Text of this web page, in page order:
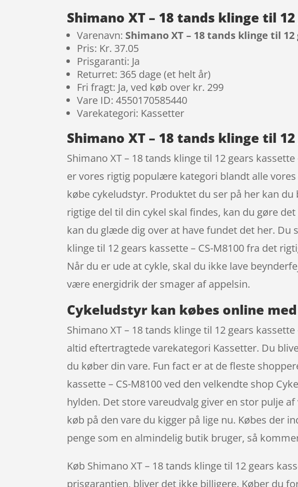
Shimano XT – 18 tands klinge til
Varenavn: Shimano XT – 18 tands klinge til 12
Pris: Kr. 37.05
Prisgaranti: Ja
Returret: 365 dage (et helt år)
Fri fragt: Ja, ved køb over kr. 299
Vare ID: 4550170585440
Varekategori: Kassetter
Shimano XT – 18 tands klinge til
Shimano XT – 18 tands klinge til 12 gears
er vores rigtig populære kategori blandt alle
købe cykeludstyr. Produktet du ser på her kan
rigtige del til din cykel skal findes, kan du gøre
kan du glæde dig over at have fundet det her. Du
klinge til 12 gears kassette – CS-M8100 fra det
Når du er ude at cykle, skal du ikke lave
være energidrik der smager af appelsin.
Cykeludstyr kan købes online
Shimano XT – 18 tands klinge til 12 gears
altid eftertragtede varekategori Kassetter. Du
du køber din vare. Fun fact er at de fleste
kassette – CS-M8100 ved den velkendte shop
hylden. Det store vareudvalg giver en stor pulje
køb på den vare du kigger på lige nu. Købes der
penge som en almindelig butik bruger, så
Køb Shimano XT – 18 tands klinge til 12 gears
prisgarantien, bliver det ikke billigere. Køber du